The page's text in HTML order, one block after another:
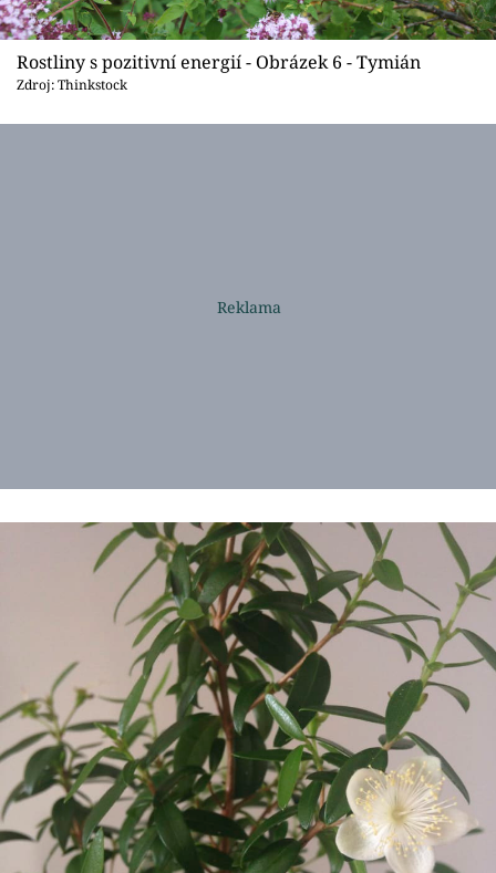
Rostliny s pozitivní energií - Obrázek 6 - Tymián
Zdroj: Thinkstock